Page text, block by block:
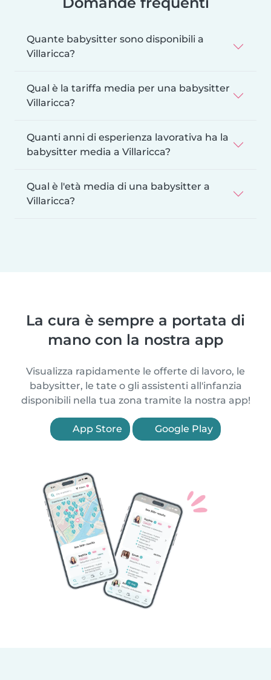
Quante babysitter sono disponibili a
Villaricca?
Qual è la tariffa media per una babysitter
Villaricca?
Quanti anni di esperienza lavorativa ha la
babysitter media a Villaricca?
Qual è l'età media di una babysitter a
Villaricca?
La cura è sempre a portata di
mano con la nostra app
Visualizza rapidamente le offerte di lavoro, le
babysitter, le tate o gli assistenti all'infanzia
disponibili nella tua zona tramite la nostra app!
App Store Google Play